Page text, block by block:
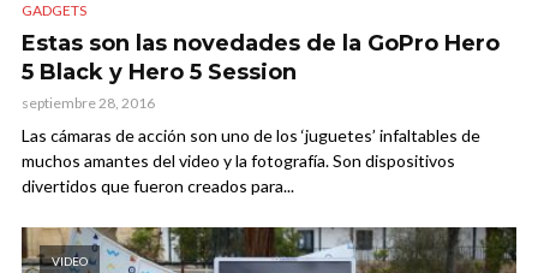
GADGETS
Estas son las novedades de la GoPro Hero
5 Black y Hero 5 Session
septiembre 28, 2016
Las cámaras de acción son uno de los ‘juguetes’ infaltables de
muchos amantes del video y la fotografía. Son dispositivos
divertidos que fueron creados para...
VIDEO